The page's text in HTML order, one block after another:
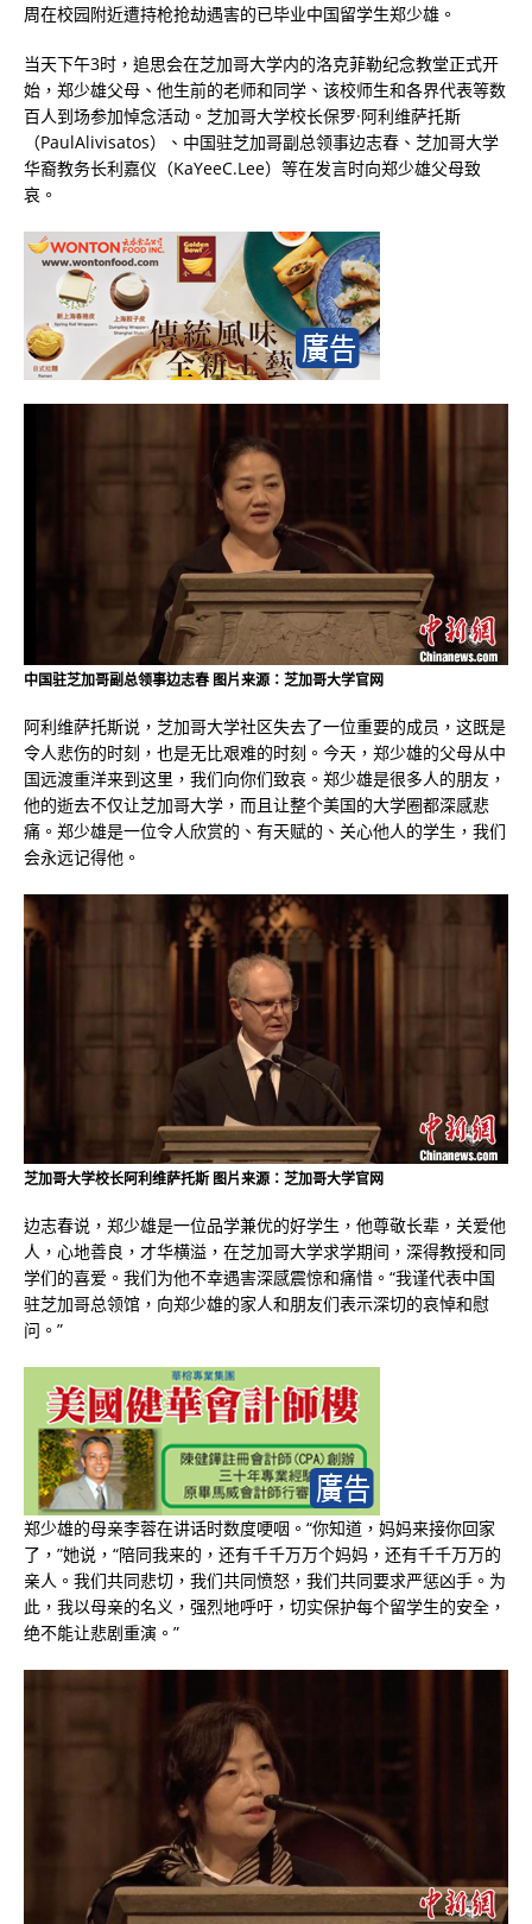
周在校园附近遭持枪抢劫遇害的已毕业中国留学生郑少雄。
当天下午3时，追思会在芝加哥大学内的洛克菲勒纪念教堂正式开
始，郑少雄父母、他生前的老师和同学、该校师生和各界代表等数
百人到场参加悼念活动。芝加哥大学校长保罗·阿利维萨托斯
（PaulAlivisatos）、中国驻芝加哥副总领事边志春、芝加哥大学
华裔教务长利嘉仪（KaYeeC.Lee）等在发言时向郑少雄父母致
哀。
中国驻芝加哥副总领事边志春 图片来源：芝加哥大学官网
阿利维萨托斯说，芝加哥大学社区失去了一位重要的成员，这既是
令人悲伤的时刻，也是无比艰难的时刻。今天，郑少雄的父母从中
国远渡重洋来到这里，我们向你们致哀。郑少雄是很多人的朋友，
他的逝去不仅让芝加哥大学，而且让整个美国的大学圈都深感悲
痛。郑少雄是一位令人欣赏的、有天赋的、关心他人的学生，我们
会永远记得他。
芝加哥大学校长阿利维萨托斯 图片来源：芝加哥大学官网
边志春说，郑少雄是一位品学兼优的好学生，他尊敬长辈，关爱他
人，心地善良，才华横溢，在芝加哥大学求学期间，深得教授和同
学们的喜爱。我们为他不幸遇害深感震惊和痛惜。“我谨代表中国
驻芝加哥总领馆，向郑少雄的家人和朋友们表示深切的哀悼和慰
问。”
郑少雄的母亲李蓉在讲话时数度哽咽。“你知道，妈妈来接你回家
了，”她说，“陪同我来的，还有千千万万个妈妈，还有千千万万的
亲人。我们共同悲切，我们共同愤怒，我们共同要求严惩凶手。为
此，我以母亲的名义，强烈地呼吁，切实保护每个留学生的安全，
绝不能让悲剧重演。”